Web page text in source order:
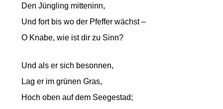
Den Jüngling mitteninn,
Und fort bis wo der Pfeffer wächst –
O Knabe, wie ist dir zu Sinn?
Und als er sich besonnen,
Lag er im grünen Gras,
Hoch oben auf dem Seegestad;